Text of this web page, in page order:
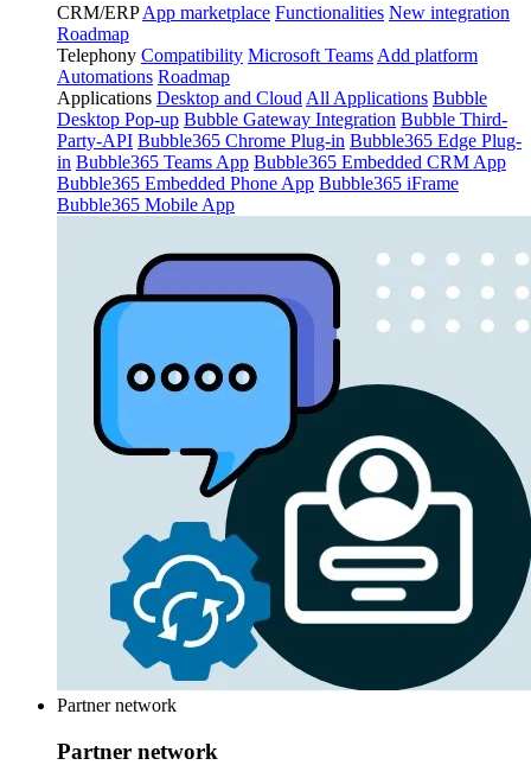
CRM/ERP App marketplace Functionalities New integration
Roadmap
Telephony Compatibility Microsoft Teams Add platform
Automations Roadmap
Applications Desktop and Cloud All Applications Bubble
Desktop Pop-up Bubble Gateway Integration Bubble Third-
Party-API Bubble365 Chrome Plug-in Bubble365 Edge Plug-
in Bubble365 Teams App Bubble365 Embedded CRM App
Bubble365 Embedded Phone App Bubble365 iFrame
Bubble365 Mobile App
Partner network
Partner network